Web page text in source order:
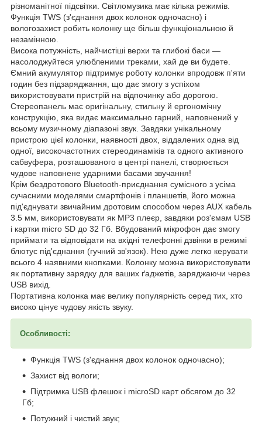
різноманітної підсвітки. Світломузика має кілька режимів.
Функція TWS (з'єднання двох колонок одночасно) і
вологозахист робить колонку ще більш функціональною й
незамінною.
Висока потужність, найчистіші верхи та глибокі баси —
насолоджуйтеся улюбленими треками, хай де ви будете.
Ємний акумулятор підтримує роботу колонки впродовж п'яти
годин без підзаряджання, що дає змогу з успіхом
використовувати пристрій на відпочинку або дорогою.
Стереопанель має оригінальну, стильну й ергономічну
конструкцію, яка видає максимально гарний, наповнений у
всьому музичному діапазоні звук. Завдяки унікальному
пристрою цієї колонки, наявності двох, віддалених одна від
одної, високочастотних стереодинаміків та одного активного
сабвуфера, розташованого в центрі панелі, створюється
чудове наповнене ударними басами звучання!
Крім бездротового Bluetooth-приєднання сумісного з усіма
сучасними моделями смартфонів і планшетів, його можна
під'єднувати звичайним дротовим способом через AUX кабель
3.5 мм, використовувати як MP3 плеєр, завдяки роз'ємам USB
і картки micro SD до 32 Гб. Вбудований мікрофон дає змогу
приймати та відповідати на вхідні телефонні дзвінки в режимі
блютус під'єднання (гучний зв'язок). Нею дуже легко керувати
всього 4 наявними кнопками. Колонку можна використовувати
як портативну зарядку для ваших ґаджетів, заряджаючи через
USB вихід.
Портативна колонка має велику популярність серед тих, хто
високо цінує чудову якість звуку.
Особливості:
Функція TWS (з'єднання двох колонок одночасно);
Захист від вологи;
Підтримка USB флешок і microSD карт обсягом до 32
Гб;
Потужний і чистий звук;